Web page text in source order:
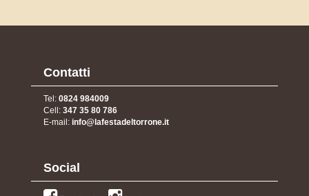
Contatti
Tel: 0824 984009
Cell: 347 35 80 786
E-mail: info@lafestadeltorrone.it
Social